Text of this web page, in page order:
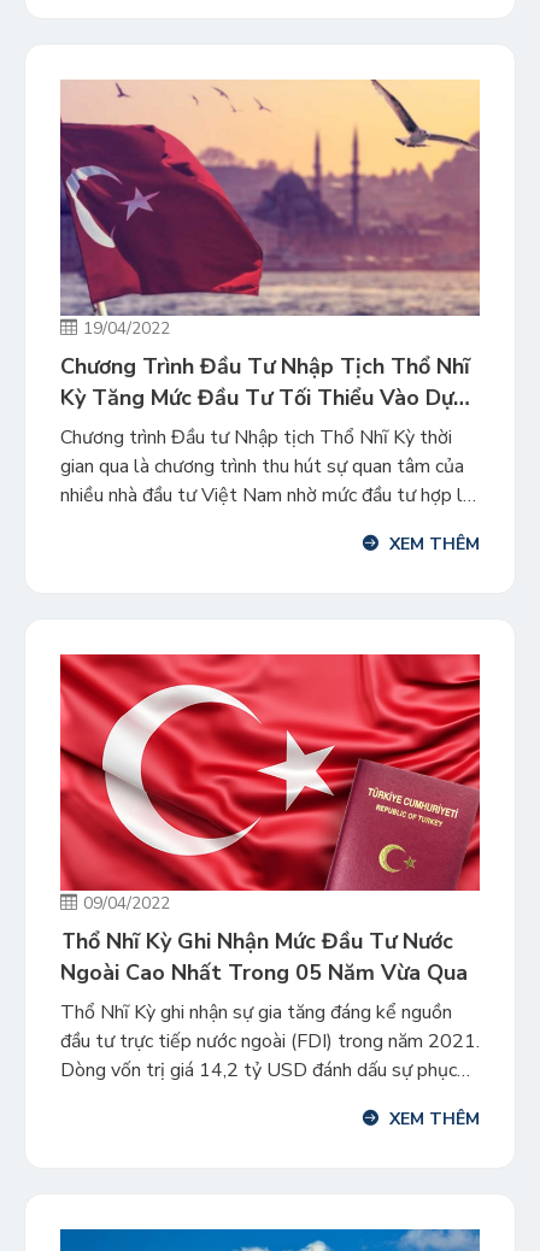
19/04/2022
Chương Trình Đầu Tư Nhập Tịch Thổ Nhĩ
Kỳ Tăng Mức Đầu Tư Tối Thiểu Vào Dự
Án Bất Động Sản
Chương trình Đầu tư Nhập tịch Thổ Nhĩ Kỳ thời
gian qua là chương trình thu hút sự quan tâm của
nhiều nhà đầu tư Việt Nam nhờ mức đầu tư hợp lý,
nhiều quyền lợi. Chương trình vừa công bố một số
XEM THÊM
09/04/2022
Thổ Nhĩ Kỳ Ghi Nhận Mức Đầu Tư Nước
Ngoài Cao Nhất Trong 05 Năm Vừa Qua
Thổ Nhĩ Kỳ ghi nhận sự gia tăng đáng kể nguồn
đầu tư trực tiếp nước ngoài (FDI) trong năm 2021.
Dòng vốn trị giá 14,2 tỷ USD đánh dấu sự phục
Theo thông tin từ Văn phòng Đầu tư Thổ Nhĩ Kỳ,
XEM THÊM